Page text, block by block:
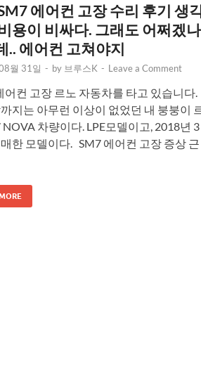
에어컨 고장 수리 후기 생
용이 비싸다. 그래도 어쩌겠
.. 에어컨 고쳐야지
월 31일 - by 브루스K - Leave a Comment
어컨 고장 르노 자동차를 타고 있습니다.
지는 아무런 이상이 없었던 내 붕붕이
NOVA 차량이다. LPE모델이고, 2018년 3
한 모델이다. SM7 에어컨 고장 증상 근